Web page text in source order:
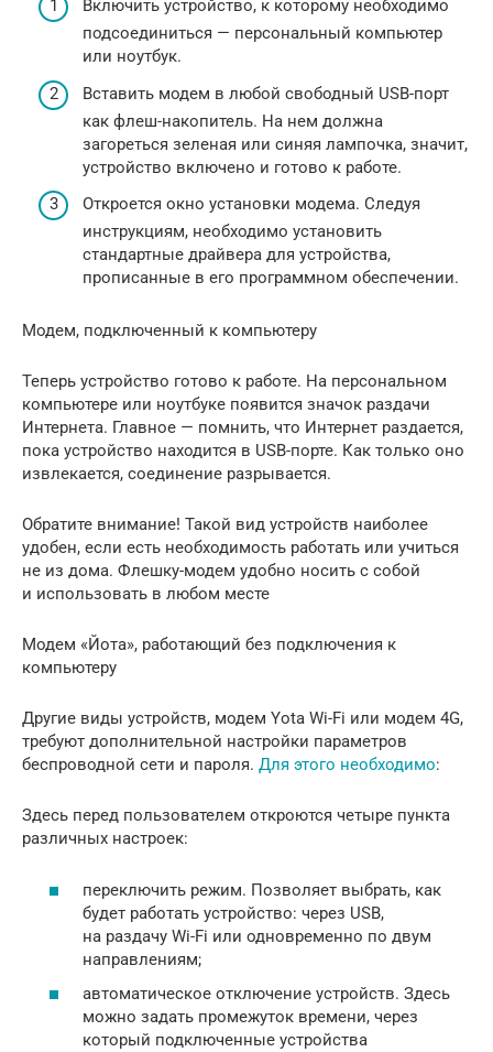
Включить устройство, к которому необходимо
подсоединиться — персональный компьютер
или ноутбук.
Вставить модем в любой свободный USB-порт
как флеш-накопитель. На нем должна
загореться зеленая или синяя лампочка, значит,
устройство включено и готово к работе.
Откроется окно установки модема. Следуя
инструкциям, необходимо установить
стандартные драйвера для устройства,
прописанные в его программном обеспечении.
Модем, подключенный к компьютеру
Теперь устройство готово к работе. На персональном
компьютере или ноутбуке появится значок раздачи
Интернета. Главное — помнить, что Интернет раздается,
пока устройство находится в USB-порте. Как только оно
извлекается, соединение разрывается.
Обратите внимание! Такой вид устройств наиболее
удобен, если есть необходимость работать или учиться
не из дома. Флешку-модем удобно носить с собой
и использовать в любом месте
Модем «Йота», работающий без подключения к
компьютеру
Другие виды устройств, модем Yota Wi-Fi или модем 4G,
требуют дополнительной настройки параметров
беспроводной сети и пароля. Для этого необходимо:
Здесь перед пользователем откроются четыре пункта
различных настроек:
переключить режим. Позволяет выбрать, как
будет работать устройство: через USB,
на раздачу Wi-Fi или одновременно по двум
направлениям;
автоматическое отключение устройств. Здесь
можно задать промежуток времени, через
который подключенные устройства